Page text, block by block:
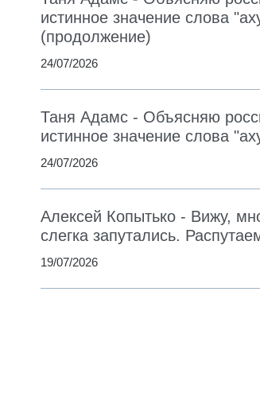
истинное значение слова
(продолжение)
24/07/2026
Таня Адамс - Объясняю
истинное значение слова
24/07/2026
Алексей Копытько - Вижу,
слегка запутались.
19/07/2026